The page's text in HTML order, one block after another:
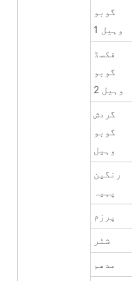
گوبو
وہیل 1
فکسڈ
گوبو
وہیل 2
گردش
گوبو
وہیل
رنگین
پہیہ
پرزم
شٹر
مدھم